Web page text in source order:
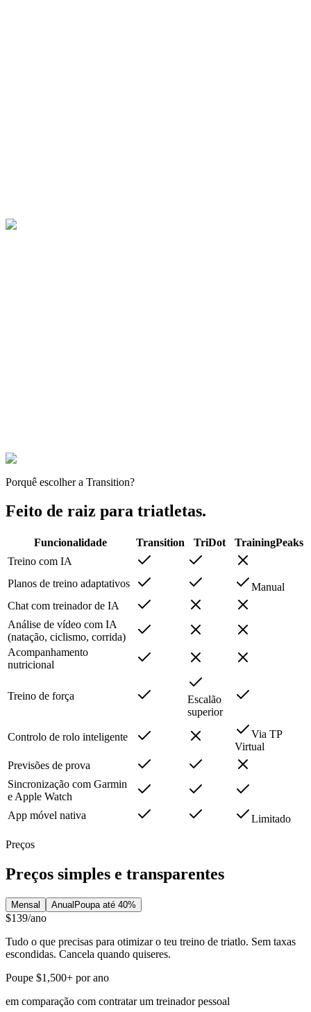
Porquê escolher a Transition?
Feito de raiz para triatletas.
Funcionalidade Transition TriDot
TrainingPeaks
Treino com IA
Planos de treino adaptativos
Manual
Chat com treinador de IA
Análise de vídeo com IA
(natação, ciclismo, corrida)
Acompanhamento
nutricional
Treino de força
Escalão
superior
Controlo de rolo inteligente
Via TP
Virtual
Previsões de prova
Sincronização com Garmin
e Apple Watch
App móvel nativa
Limitado
Preços
Preços simples e transparentes
Mensal Anual Poupa até 40%
$139/ano
Tudo o que precisas para otimizar o teu treino de triatlo. Sem taxas
escondidas. Cancela quando quiseres.
Poupe $1,500+ por ano
em comparação com contratar um treinador pessoal